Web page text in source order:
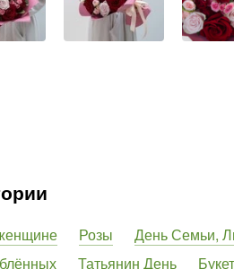
Розы День Семьи,
Татьянин День